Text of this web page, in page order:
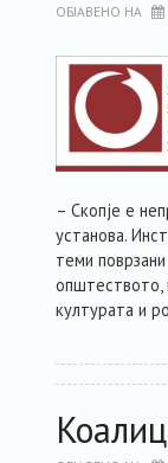
ОБЈАВЕНО НА
– Скопје е
установа.
теми
општеството,
културата и